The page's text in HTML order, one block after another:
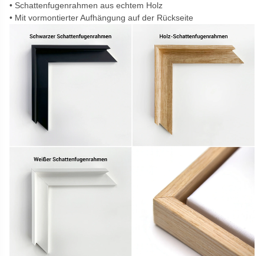
Schattenfugenrahmen aus echtem Holz
Mit vormontierter Aufhängung auf der Rückseite